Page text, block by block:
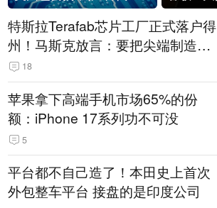
特斯拉Terafab芯片工厂正式落户得
州！马斯克放言：要把尖端制造带
回美国
18
苹果拿下高端手机市场65%的份
额：iPhone 17系列功不可没
5
平台都不自己造了！本田史上首次
外包整车平台 接盘的是印度公司